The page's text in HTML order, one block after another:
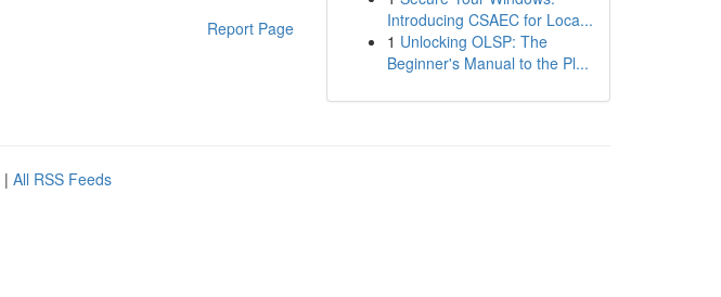
Report Page
Introducing CSAEC for Loca...
1 Unlocking OLSP: The
Beginner's Manual to the Pl...
| All RSS Feeds